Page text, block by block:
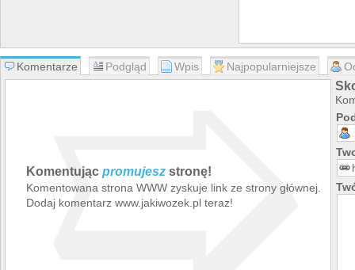
Komentarze Podgląd Wpis Najpopularniejsze
Komentując promujesz stronę!
Komentowana strona WWW zyskuje link ze strony głównej.
Dodaj komentarz www.jakiwozek.pl teraz!
➯